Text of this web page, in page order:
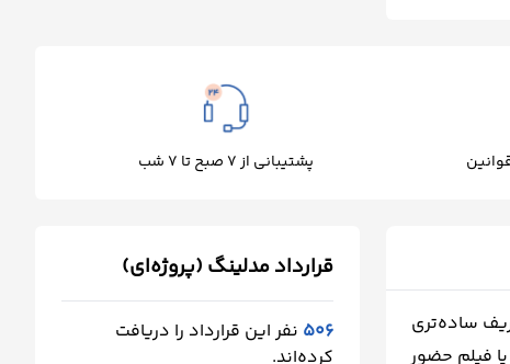
پشتیبانی از 7 صبح تا 7 شب
ساده‌تری
فیلم حضور
قرارداد مدلینگ (پروژه‌ای)
506 نفر این قرارداد را دریافت
کرده‌اند.